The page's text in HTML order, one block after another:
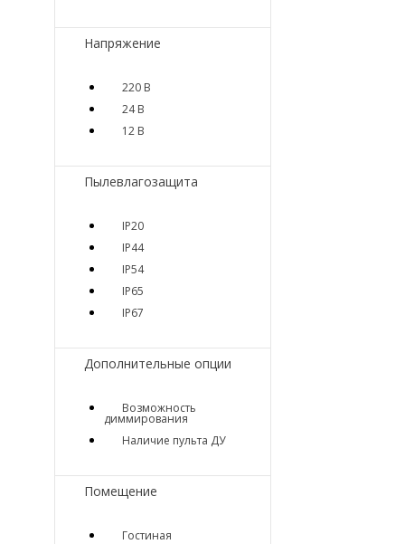
Напряжение
220 В
24 В
12 В
Пылевлагозащита
IP20
IP44
IP54
IP65
IP67
Дополнительные опции
Возможность
диммирования
Наличие пульта ДУ
Помещение
Гостиная